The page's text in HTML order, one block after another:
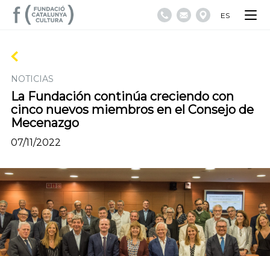
ES
NOTICIAS
La Fundación continúa creciendo con
cinco nuevos miembros en el Consejo de
Mecenazgo
07/11/2022